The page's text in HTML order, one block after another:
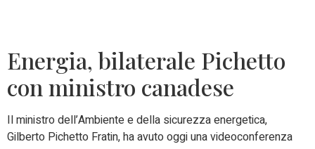
Energia, bilaterale Pichetto
con ministro canadese
Il ministro dell’Ambiente e della sicurezza energetica,
Gilberto Pichetto Fratin, ha avuto oggi una videoconferenza